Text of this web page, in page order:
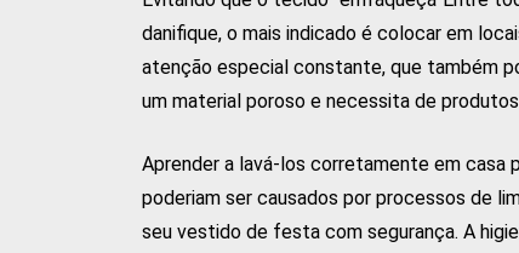
danifique, o mais indicado é colocar em
atenção especial constante, que também
um material poroso e necessita de
Aprender a lavá-los corretamente em casa
poderiam ser causados por processos de
seu vestido de festa com segurança. A